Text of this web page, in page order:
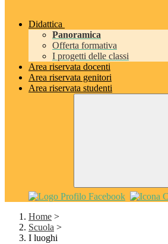
Didattica
Panoramica
Offerta formativa
I progetti delle classi
Area riservata docenti
Area riservata genitori
Area riservata studenti
Home >
Scuola >
I luoghi